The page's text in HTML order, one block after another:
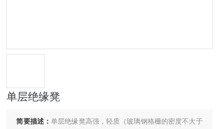
单层绝缘凳
简要描述：单层绝缘凳高强，轻质（玻璃钢格栅的密度不大于